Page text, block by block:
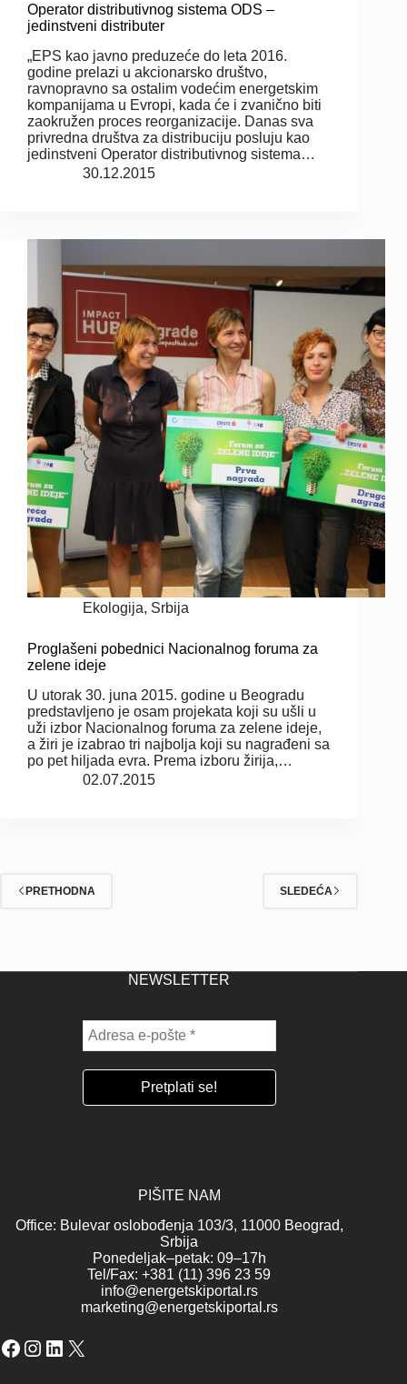
Operator distributivnog sistema ODS –
jedinstveni distributer
„EPS kao javno preduzeće do leta 2016.
godine prelazi u akcionarsko društvo,
ravnopravno sa ostalim vodećim energetskim
kompanijama u Evropi, kada će i zvanično biti
zaokružen proces reorganizacije. Danas sva
privredna društva za distribuciju posluju kao
jedinstveni Operator distributivnog sistema…
30.12.2015
Ekologija, Srbija
Proglašeni pobednici Nacionalnog foruma za
zelene ideje
U utorak 30. juna 2015. godine u Beogradu
predstavljeno je osam projekata koji su ušli u
uži izbor Nacionalnog foruma za zelene ideje,
a žiri je izabrao tri najbolja koji su nagrađeni sa
po pet hiljada evra. Prema izboru žirija,…
02.07.2015
PRETHODNA SLEDEĆA
NEWSLETTER
PIŠITE NAM
Office: Bulevar oslobođenja 103/3, 11000 Beograd,
Srbija
Ponedeljak–petak: 09–17h
Tel/Fax: +381 (11) 396 23 59
info@energetskiportal.rs
marketing@energetskiportal.rs
Facebook
Instagram
LinkedIn
X